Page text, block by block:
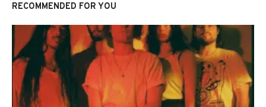
RECOMMENDED FOR YOU